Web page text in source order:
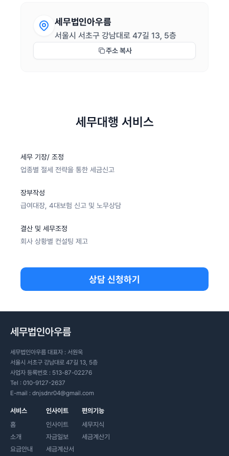
세무법인아우름
서울시 서초구 강남대로 47길 13, 5층
주소 복사
세무대행 서비스
세무 기장/ 조정
업종별 절세 전략을 통한 세금신고
장부작성
급여대장, 4대보험 신고 및 노무상담
결산 및 세무조정
회사 상황별 컨설팅 제고
상담 신청하기
세무법인아우름
세무법인아우름 대표자 : 서원욱
서울시 서초구 강남대로 47길 13, 5층
사업자 등록번호 : 513-87-02276
Tel : 010-9127-2637
E-mail : dnjsdnr04@gmail.com
서비스
홈
소개
요금안내
인사이트
인사이트
자금일보
세금계산서
편의기능
세무지식
세금계산기